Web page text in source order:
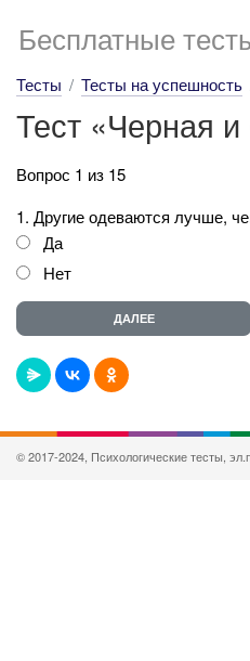
Бесплатные
Тесты Тесты на успешность
Тест «Черная
Вопрос 1 из 15
1. Другие одеваются лучше,
Да
Нет
© 2017-2024, Психологические тесты,